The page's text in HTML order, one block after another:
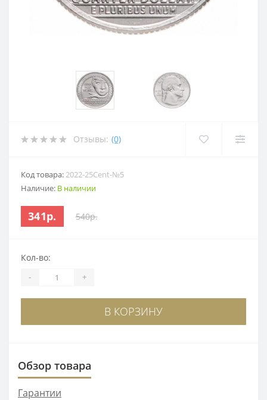
Отзывы: (0)
Код товара:2022-25Cent-№5
Наличие: В наличии
341р. 540р.
Кол-во:
- +
В КОРЗИНУ
Обзор товара
Гарантии